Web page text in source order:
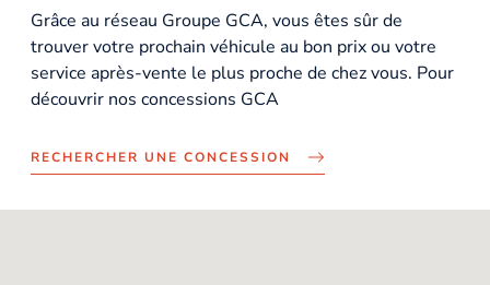
Grâce au réseau Groupe GCA, vous êtes sûr de
trouver votre prochain véhicule au bon prix ou votre
service après-vente le plus proche de chez vous. Pour
découvrir nos concessions GCA
RECHERCHER UNE CONCESSION